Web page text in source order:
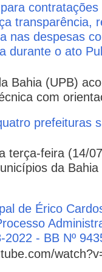
transparência,
nas despesas
durante o ato
Bahia (UPB)
com
prefeituras
terça-feira (14/
da
de Érico
2022 - BB Nº